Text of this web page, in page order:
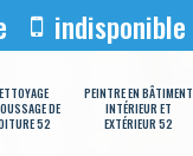
indisponible
DE
52
PEINTRE EN BÂTIMENT
INTÉRIEUR ET
EXTÉRIEUR 52